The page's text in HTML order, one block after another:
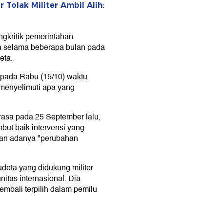
Tolak Militer Ambil Alih:
pemerintahan
beberapa bulan pada
Rabu (15/10) waktu
apa yang
pada 25 September lalu,
baik intervensi yang
adanya "perubahan
yang didukung militer
internasional. Dia
terpilih dalam pemilu